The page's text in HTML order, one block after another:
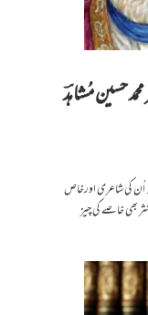
حسین مُشاہدؔ
اُن کی شاعری اورخاص
بھی خاصے کی چیز